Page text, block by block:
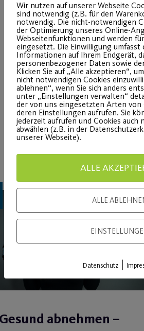
Gesund abnehmen –
Wir nutzen auf unserer Webseite
sind notwendig (z.B. für den
notwendig. Die nicht-notwendigen
der Optimierung unseres Online-
Webseitenfunktionen und werden
eingesetzt. Die Einwilligung umfasst
Informationen auf Ihrem Endgerät,
personenbezogener Daten sowie
Klicken Sie auf „Alle akzeptieren“,
nicht notwendigen Cookies
ablehnen“, wenn Sie sich anders
unter „Einstellungen verwalten“
der von uns eingesetzten Arten von
deren Einstellungen aufrufen. Sie
jederzeit aufrufen und Cookies auch
abwählen (z.B. in der
unserer Webseite).
ALLE
ALLE
Datenschutz |